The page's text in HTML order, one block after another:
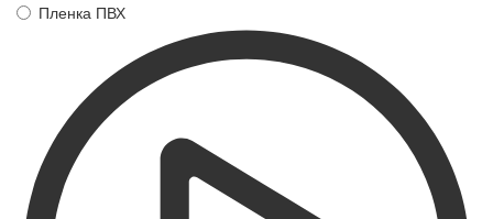
Пленка ПВХ